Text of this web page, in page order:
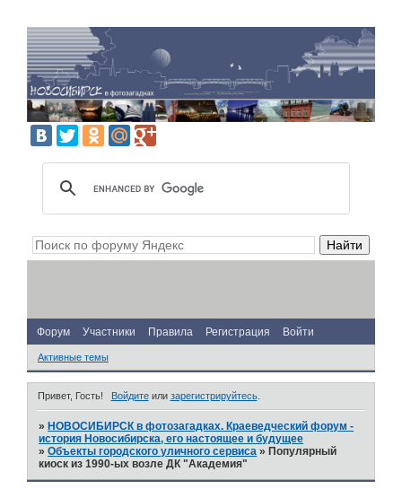
Форум Участники Правила Регистрация Войти
Активные темы
Привет, Гость! Войдитеили зарегистрируйтесь.
» НОВОСИБИРСК в фотозагадках. Краеведческий форум -
история Новосибирска, его настоящее и будущее
»Объекты городского уличного сервиса » Популярный
киоск из 1990-ых возле ДК "Академия"